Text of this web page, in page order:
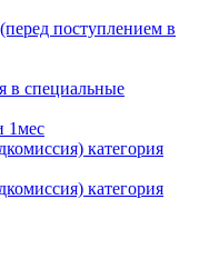
поступлением в
в специальные
1мес
категория
категория